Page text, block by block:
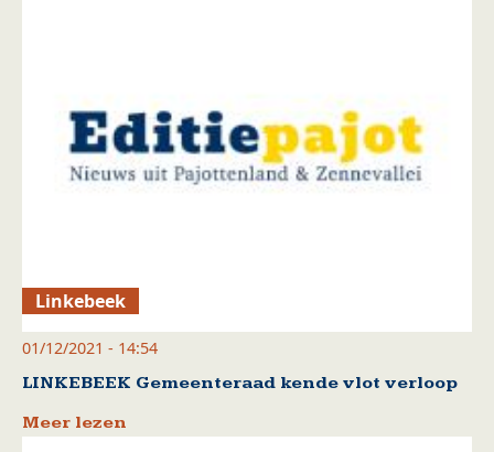
Linkebeek
01/12/2021 - 14:54
LINKEBEEK Gemeenteraad kende vlot verloop
Meer lezen